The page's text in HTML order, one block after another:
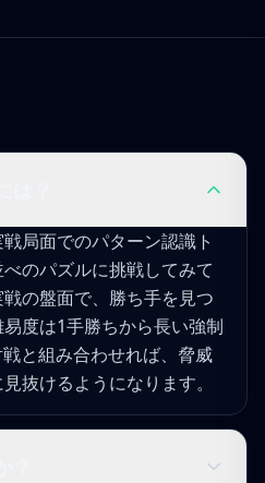
局面でのパターン認識ト
のパズルに挑戦してみて
の盤面で、勝ち手を見つ
度は1手勝ちから長い強制
と組み合わせれば、脅威
抜けるようになります。